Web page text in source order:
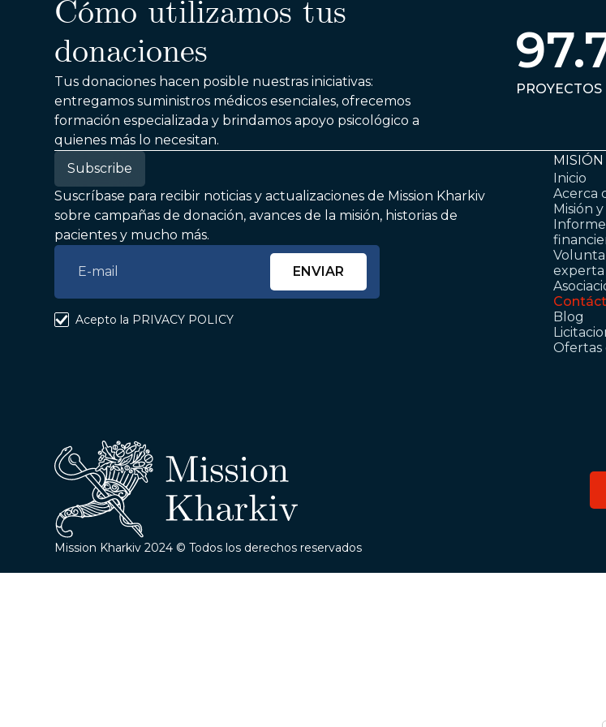
Cómo utilizamos tus
donaciones
Tus donaciones hacen posible nuestras iniciativas:
entregamos suministros médicos esenciales, ofrecemos
formación especializada y brindamos apoyo psicológico a
quienes más lo necesitan.
PROYECTOS
Subscribe
Suscríbase para recibir noticias y actualizaciones de Mission Kharkiv
sobre campañas de donación, avances de la misión, historias de
pacientes y mucho más.
Acepto la PRIVACY POLICY
MISIÓN
Inicio
Acerca
Misión
experta
Blog
Ofertas
Mission Kharkiv 2024 © Todos los derechos reservados